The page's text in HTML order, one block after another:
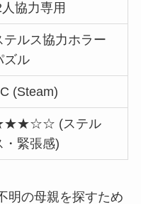
人協力専用
テルス協力ホラー
ズル
(Steam)
(ステル
・緊張感)
明の母親を探すため